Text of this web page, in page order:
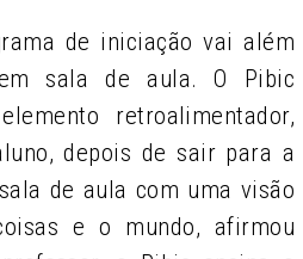
de iniciação vai além
sala de aula. O Pibic
retroalimentador,
depois de sair para a
de aula com uma visão
e o mundo, afirmou